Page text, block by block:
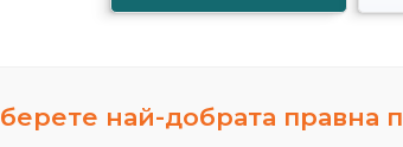
най-добрата правна